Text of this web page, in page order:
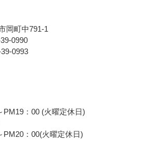
町中791-1
0990
0993
：00 (火曜定休日)
：00(火曜定休日)